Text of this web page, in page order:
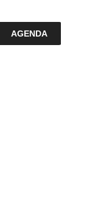
AGENDA